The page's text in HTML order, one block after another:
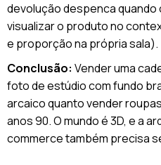
devolução despenca
visualizar o produto no
e proporção na própria sala).
Conclusão: Vender uma
foto de estúdio com fundo
arcaico quanto vender
anos 90. O mundo é 3D, e a
commerce também precisa